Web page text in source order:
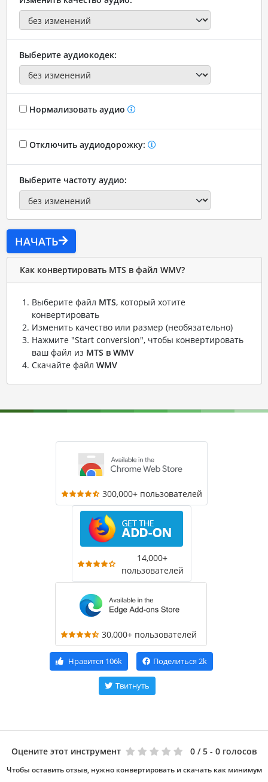
Выберите аудиокодек:
Нормализовать аудио
Отключить аудиодорожку:
Выберите частоту аудио:
НАЧАТЬ
Как конвертировать MTS в файл WMV?
Выберите файл MTS, который хотите
конвертировать
Изменить качество или размер (необязательно)
Нажмите "Start conversion", чтобы конвертировать
ваш файл из MTS в WMV
Скачайте файл WMV
300,000+ пользователей
14,000+
пользователей
30,000+ пользователей
Нравится 106k Поделиться 2k
Твитнуть
Оцените этот инструмент 0 / 5 - 0 голосов
Чтобы оставить отзыв, нужно конвертировать и скачать как минимум